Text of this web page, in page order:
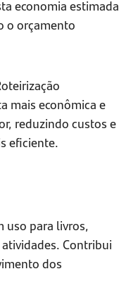
economia estimada
o orçamento
mais econômica e
reduzindo custos e
eficiente.
uso para livros,
Contribui
dos